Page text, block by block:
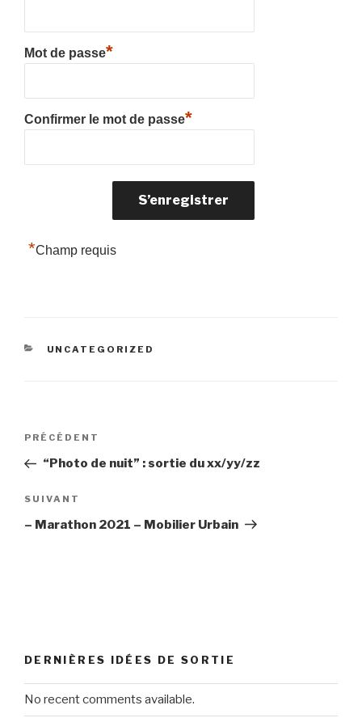
Mot de passe*
Confirmer le mot de passe*
*Champ requis
CATÉGORIES
UNCATEGORIZED
Navigation
l’article
Article
précédent
PRÉCÉDENT
“Photo de nuit” : sortie du xx/yy/zz
Article
suivant
SUIVANT
– Marathon 2021 – Mobilier Urbain
DERNIÈRES IDÉES DE SORTIE
No recent comments available.